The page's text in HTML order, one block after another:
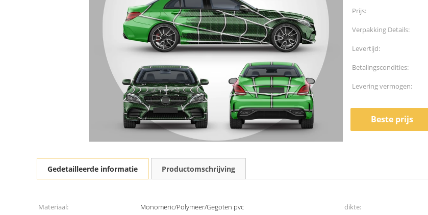
Prijs:
Verpakking Details:
Levertijd:
Betalingscondities:
Levering vermogen:
Beste prijs
Gedetailleerde informatie Productomschrijving
Materiaal: Monomeric/Polymeer/Gegoten pvc dikte: